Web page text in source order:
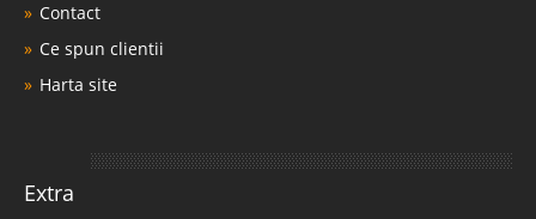
Contact
Ce spun clientii
Harta site
Extra